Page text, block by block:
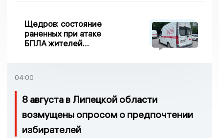
Щедров: состояние
раненных при атаке
БПЛА жителей
04:00
8 августа в Липецкой области
возмущены опросом о предпочтении
избирателей